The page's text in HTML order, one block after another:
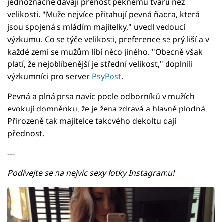
velikosti. "Muže nejvíce přitahují pevná ňadra, která
jsou spojená s mládím majitelky," uvedl vedoucí
výzkumu. Co se týče velikosti, preference se prý liší a v
každé zemi se mužům líbí něco jiného. "Obecně však
platí, že nejoblíbenější je střední velikost," doplnili
výzkumníci pro server PsyPost.
Pevná a plná prsa navíc podle odborníků v mužích
evokují domněnku, že je žena zdravá a hlavně plodná.
Přirozeně tak majitelce takového dekoltu dají
přednost.
---
Podívejte se na nejvíc sexy fotky Instagramu!